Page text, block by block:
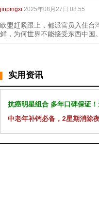
jinpingxi 2025年08月27日 08:55
欧盟赶紧跟上，都派官员入住
鲜，为何世界不能接受东西中国。
实用资讯
抗癌明星组合 多年口碑保证
中老年补钙必备，2星期消除